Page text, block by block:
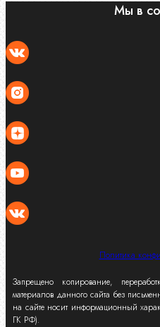
Мы в
Политика
Запрещено копирование,
материалов данного сайта без
на сайте носит информационный
ГК РФ).